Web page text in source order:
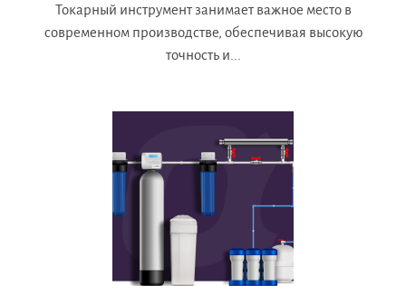
Токарный инструмент занимает важное место в
современном производстве, обеспечивая высокую
точность и...